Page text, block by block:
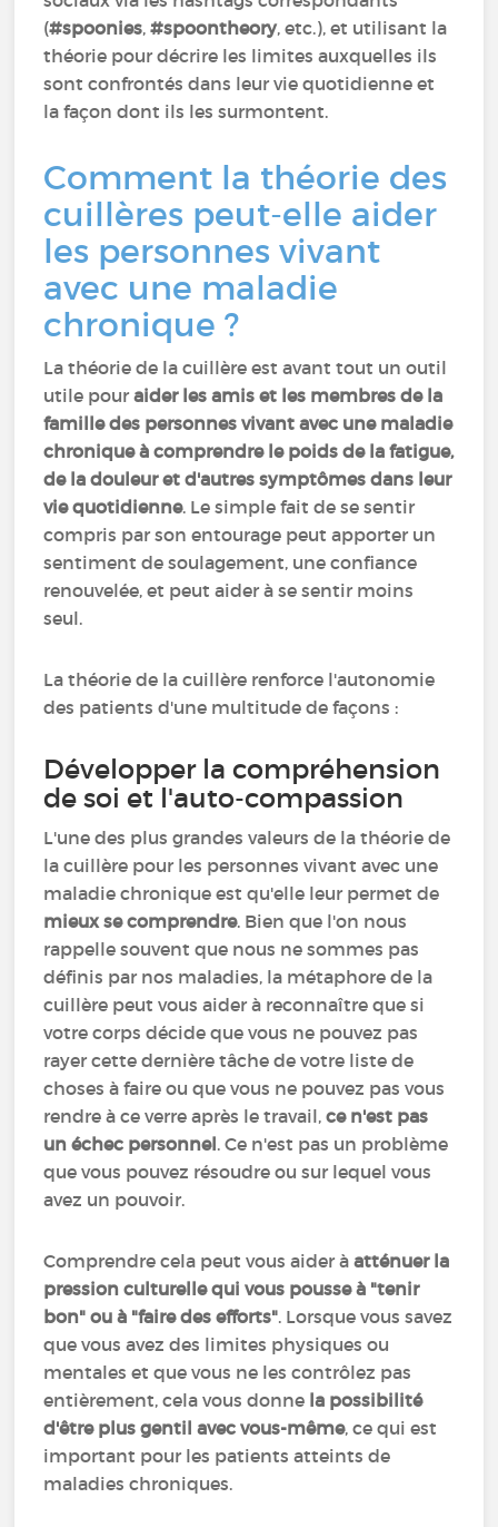
(#spoonies,#spoontheory, etc.), et utilisant la
théorie pour décrire les limites auxquelles ils
sont confrontés dans leur vie quotidienne et
la façon dont ils les surmontent.
Comment la théorie des
cuillères peut-elle aider
les personnes vivant
avec une maladie
chronique ?
La théorie de la cuillère est avant tout un outil
utile pour aider les amis et les membres de la
famille des personnes vivant avec une maladie
chronique à comprendre le poids de la fatigue,
de la douleur et d'autres symptômes dans leur
vie quotidienne. Le simple fait de se sentir
compris par son entourage peut apporter un
sentiment de soulagement, une confiance
renouvelée, et peut aider à se sentir moins
seul.
La théorie de la cuillère renforce l'autonomie
des patients d'une multitude de façons :
Développer la compréhension
de soi et l'auto-compassion
L'une des plus grandes valeurs de la théorie de
la cuillère pour les personnes vivant avec une
maladie chronique est qu'elle leur permet de
mieux se comprendre. Bien que l'on nous
rappelle souvent que nous ne sommes pas
définis par nos maladies, la métaphore de la
cuillère peut vous aider à reconnaître que si
votre corps décide que vous ne pouvez pas
rayer cette dernière tâche de votre liste de
choses à faire ou que vous ne pouvez pas vous
rendre à ce verre après le travail,ce n'est pas
un échec personnel. Ce n'est pas un problème
que vous pouvez résoudre ou sur lequel vous
avez un pouvoir.
Comprendre cela peut vous aider àatténuer la
pression culturelle qui vous pousse à "tenir
bon" ou à "faire des efforts". Lorsque vous savez
que vous avez des limites physiques ou
mentales et que vous ne les contrôlez pas
entièrement, cela vous donne la possibilité
d'être plus gentil avec vous-même, ce qui est
important pour les patients atteints de
maladies chroniques.